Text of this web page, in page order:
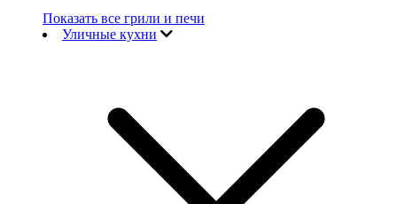
Показать все грили и печи
Уличные кухни